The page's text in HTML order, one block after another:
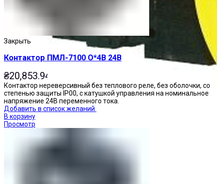
Закрыть
Контактор ПМЛ-7100 О*4В 24В
₴20,853.94
Контактор нереверсивный без теплового реле, без оболочки, со
степенью защиты IP00, с катушкой управления на номинальное
напряжение 24В переменного тока.
Добавить в список желаний
В корзину
Просмотр